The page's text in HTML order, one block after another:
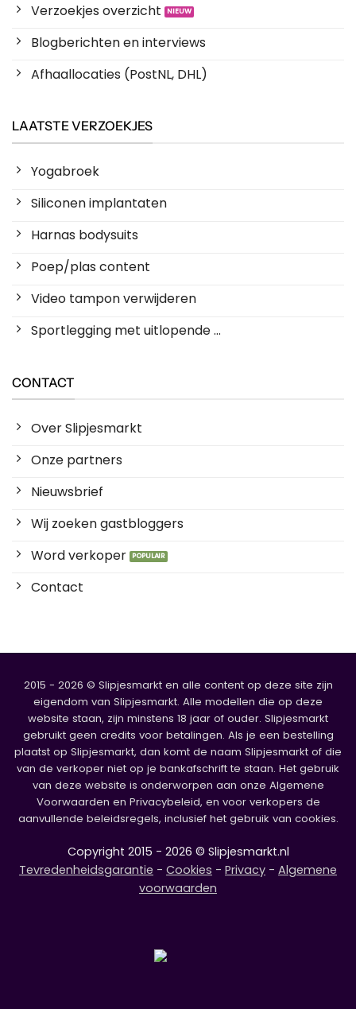
Verzoekjes overzicht
Blogberichten en interviews
Afhaallocaties (PostNL, DHL)
LAATSTE VERZOEKJES
Yogabroek
Siliconen implantaten
Harnas bodysuits
Poep/plas content
Video tampon verwijderen
Sportlegging met uitlopende ...
CONTACT
Over Slipjesmarkt
Onze partners
Nieuwsbrief
Wij zoeken gastbloggers
Word verkoper
Contact
2015 - 2026 © Slipjesmarkt en alle content op deze site zijn
eigendom van Slipjesmarkt. Alle modellen die op deze
website staan, zijn minstens 18 jaar of ouder. Slipjesmarkt
gebruikt geen credits voor betalingen. Als je een bestelling
plaatst op Slipjesmarkt, dan komt de naam Slipjesmarkt of die
van de verkoper niet op je bankafschrift te staan. Het gebruik
van deze website is onderworpen aan onze Algemene
Voorwaarden en Privacybeleid, en voor verkopers de
aanvullende beleidsregels, inclusief het gebruik van cookies.
Copyright 2015 - 2026 © Slipjesmarkt.nl
Tevredenheidsgarantie - Cookies - Privacy - Algemene
voorwaarden